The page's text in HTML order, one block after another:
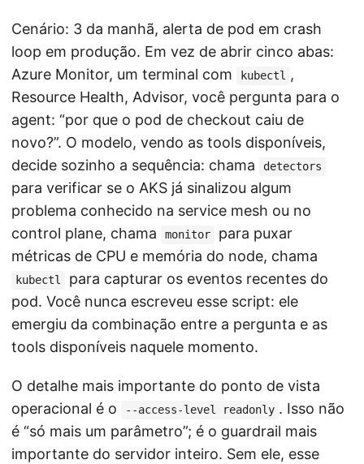
Cenário: 3 da manhã, alerta de pod em crash
loop em produção. Em vez de abrir cinco abas:
Azure Monitor, um terminal com
kubectl ,
Resource Health, Advisor, você pergunta para o
agent: “por que o pod de checkout caiu de
novo?”. O modelo, vendo as tools disponíveis,
decide sozinho a sequência: chama
detectors
para verificar se o AKS já sinalizou algum
problema conhecido na service mesh ou no
control plane, chama
monitor
para puxar
métricas de CPU e memória do node, chama
kubectl
para capturar os eventos recentes do
pod. Você nunca escreveu esse script: ele
emergiu da combinação entre a pergunta e as
tools disponíveis naquele momento.
O detalhe mais importante do ponto de vista
operacional é o
--access-level readonly . Isso não
é “só mais um parâmetro”; é o guardrail mais
importante do servidor inteiro. Sem ele, esse